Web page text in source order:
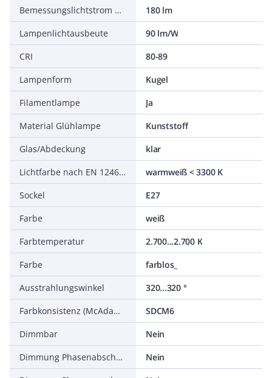
Bemessungslichtstrom nach IEC 62612
180 lm
Lampenlichtausbeute
90 lm/W
CRI
80-89
Lampenform
Kugel
Filamentlampe
Ja
Material Glühlampe
Kunststoff
Glas/Abdeckung
klar
Lichtfarbe nach EN 12464-1
warmweiß < 3300 K
Sockel
E27
Farbe
weiß
Farbtemperatur
2.700...2.700 K
Farbe
farblos_
Ausstrahlungswinkel
320...320 °
Farbkonsistenz (McAdam-Ellipse)
SDCM6
Dimmbar
Nein
Dimmung Phasenabschnitt
Nein